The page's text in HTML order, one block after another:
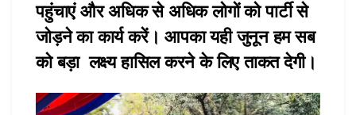
पहुंचाएं और अधिक से अधिक लोगों को पार्टी से
जोड़ने का कार्य करें। आपका यही जुनून हम सब
को बड़ा लक्ष्य हासिल करने के लिए ताकत देगी।